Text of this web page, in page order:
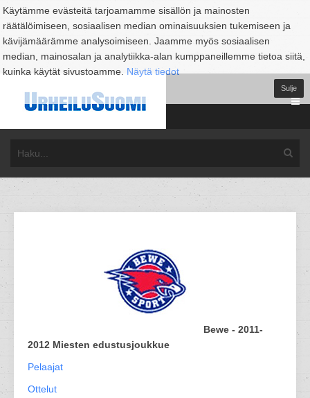
Käytämme evästeitä tarjoamamme sisällön ja mainosten
räätälöimiseen, sosiaalisen median ominaisuuksien tukemiseen ja
kävijämäärämme analysoimiseen. Jaamme myös sosiaalisen
median, mainosalan ja analytiikka-alan kumppaneillemme tietoa siitä,
kuinka käytät sivustoamme. Näytä tiedot
Sulje
Bewe - 2011-
2012 Miesten edustusjoukkue
Pelaajat
Ottelut